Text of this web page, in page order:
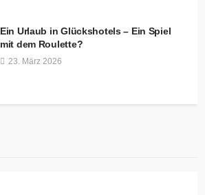
Ein Urlaub in Glückshotels – Ein Spiel
mit dem Roulette?
23. März 2026